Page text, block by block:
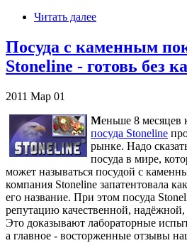
Читать далее
Посуда с каменным
Stoneline - готовь без
2011 Мар 01
Меньше 8 месяцев
посуда Stoneline
рынке. Надо
посуда в мире,
может называться посудой с
компания Stoneline запатентовала
его название. При этом посуда
репутацию качественной,
Это доказывают лабораторные
а главное - восторженные отзывы